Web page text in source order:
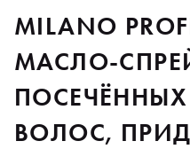
MILANO
МАСЛО-
ВОЛОС,